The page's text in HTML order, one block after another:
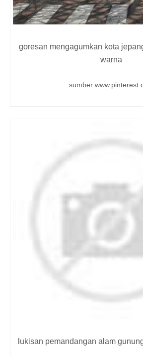
goresan mengagumkan kota
warna
lukisan pemandangan alam